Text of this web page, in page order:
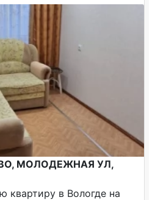
МОЛОДЕЖНАЯ УЛ,
квартиру в Вологде на